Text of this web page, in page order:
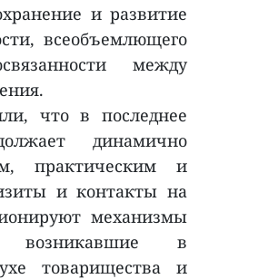
и развитие
всеобъемлющего
между
что в последнее
динамично
практическим и
и контакты на
механизмы
возникавшие в
товарищества и